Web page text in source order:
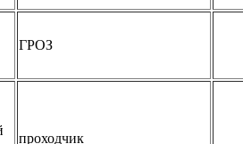
ГРОЗ
проходчик